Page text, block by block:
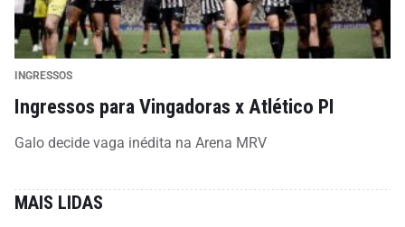
INGRESSOS
Ingressos para Vingadoras x Atlético PI
Galo decide vaga inédita na Arena MRV
MAIS LIDAS